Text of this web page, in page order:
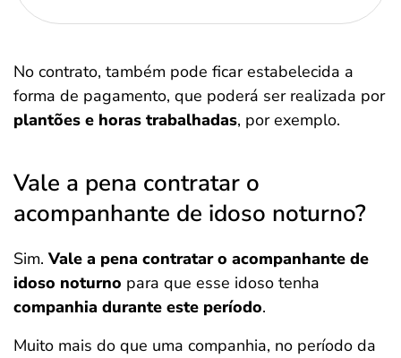
No contrato, também pode ficar estabelecida a
forma de pagamento, que poderá ser realizada por
plantões e horas trabalhadas, por exemplo.
Vale a pena contratar o
acompanhante de idoso noturno?
Sim.Vale a pena contratar o acompanhante de
idoso noturno para que esse idoso tenha
companhia durante este período.
Muito mais do que uma companhia, no período da